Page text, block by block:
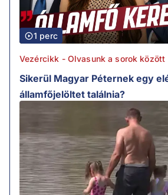
1 perc
Vezércikk - Olvasunk a sorok között
Sikerül Magyar Péternek egy
államfőjelöltet találnia?